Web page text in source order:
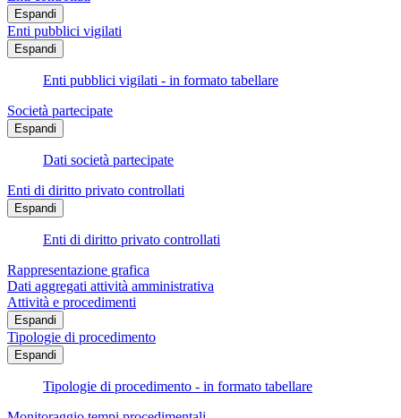
Espandi
Enti pubblici vigilati
Espandi
Enti pubblici vigilati - in formato tabellare
Società partecipate
Espandi
Dati società partecipate
Enti di diritto privato controllati
Espandi
Enti di diritto privato controllati
Rappresentazione grafica
Dati aggregati attività amministrativa
Attività e procedimenti
Espandi
Tipologie di procedimento
Espandi
Tipologie di procedimento - in formato tabellare